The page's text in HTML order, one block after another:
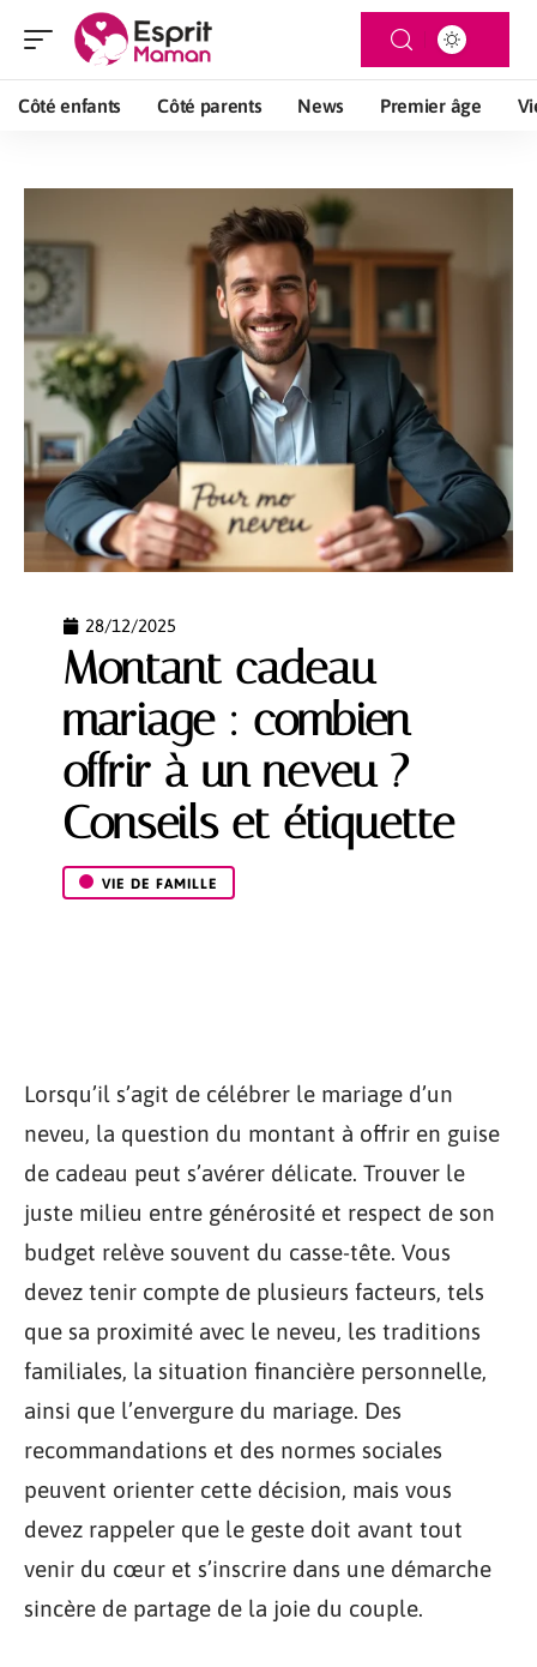
Côté enfants Côté parents News Premier âge
28/12/2025
Montant cadeau
mariage : combien
offrir à un neveu ?
Conseils et étiquette
VIE DE FAMILLE
Lorsqu’il s’agit de célébrer le mariage d’un
neveu, la question du montant à offrir en guise
de cadeau peut s’avérer délicate. Trouver le
juste milieu entre générosité et respect de son
budget relève souvent du casse-tête. Vous
devez tenir compte de plusieurs facteurs, tels
que sa proximité avec le neveu, les traditions
familiales, la situation financière personnelle,
ainsi que l’envergure du mariage. Des
recommandations et des normes sociales
peuvent orienter cette décision, mais vous
devez rappeler que le geste doit avant tout
venir du cœur et s’inscrire dans une démarche
sincère de partage de la joie du couple.